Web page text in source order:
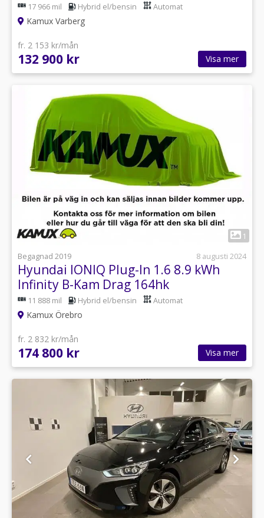
17 966 mil Hybrid el/bensin Automat
Kamux Varberg
fr. 2 153 kr/mån
132 900 kr Visa mer
1
Begagnad 2019
8 augusti 2024
Hyundai IONIQ Plug-In 1.6 8.9 kWh
Infinity B-Kam Drag 164hk
11 888 mil Hybrid el/bensin Automat
Kamux Örebro
fr. 2 832 kr/mån
174 800 kr Visa mer